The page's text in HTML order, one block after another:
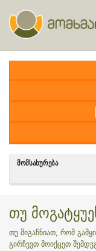
ᲛᲝᲛᲡᲐᲮᲣᲠᲔᲑᲐ
თუ
თუ მიგაჩნიათ, რომ
გირჩევთ მოიქცეთ